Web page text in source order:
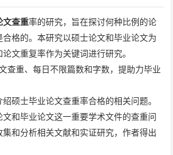
文查重率的研究，旨在探讨何种比例的论
格的。本研究以硕士论文和毕业论文为
文重复率作为关键词进行研究。
查重、每日不限篇数和字数，提助力毕业
硕士毕业论文查重率合格的相关问题。
和毕业论文这一重要学术文件的查重问
和分析相关文献和实证研究，作者得出